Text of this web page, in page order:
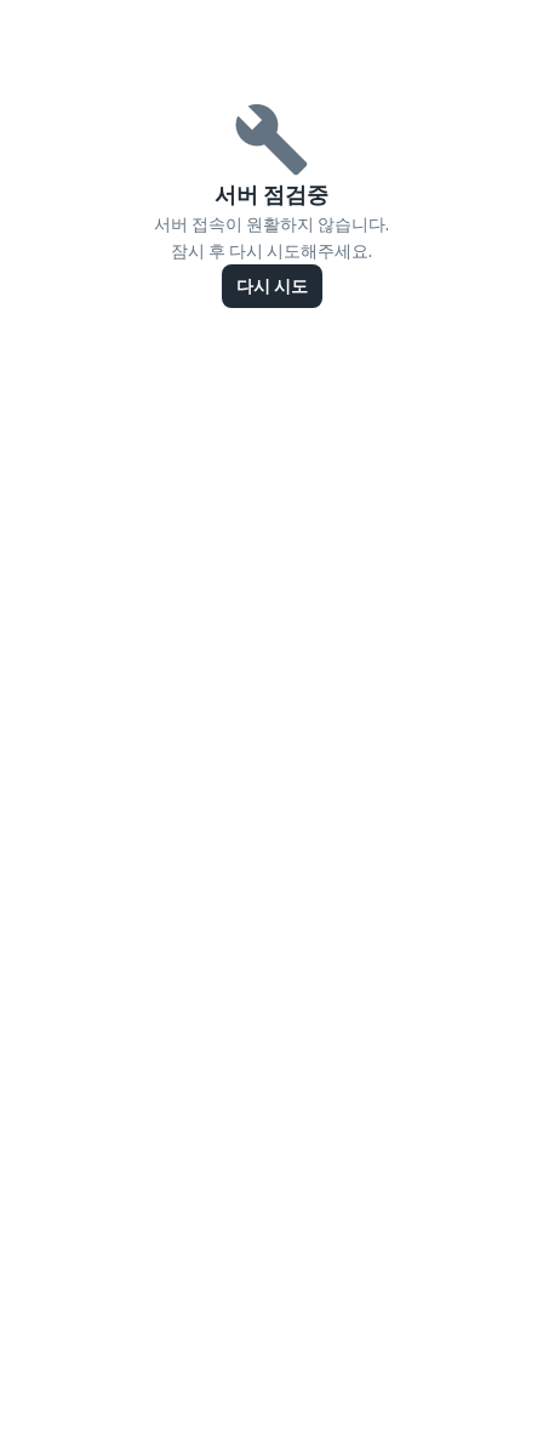
서버 점검중
서버 접속이 원활하지 않습니다.
잠시 후 다시 시도해주세요.
다시 시도